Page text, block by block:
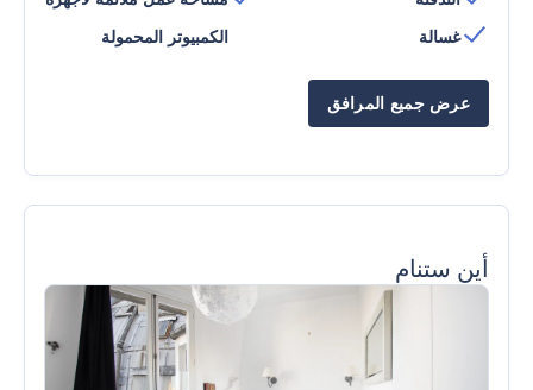
غسالة
الكمبيوتر المحمولة
عرض جميع المرافق
أين ستنام